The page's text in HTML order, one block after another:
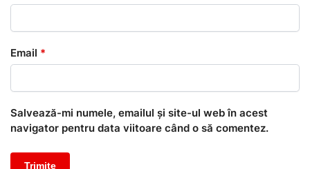
Email *
Salvează-mi numele, emailul și site-ul web în acest
navigator pentru data viitoare când o să comentez.